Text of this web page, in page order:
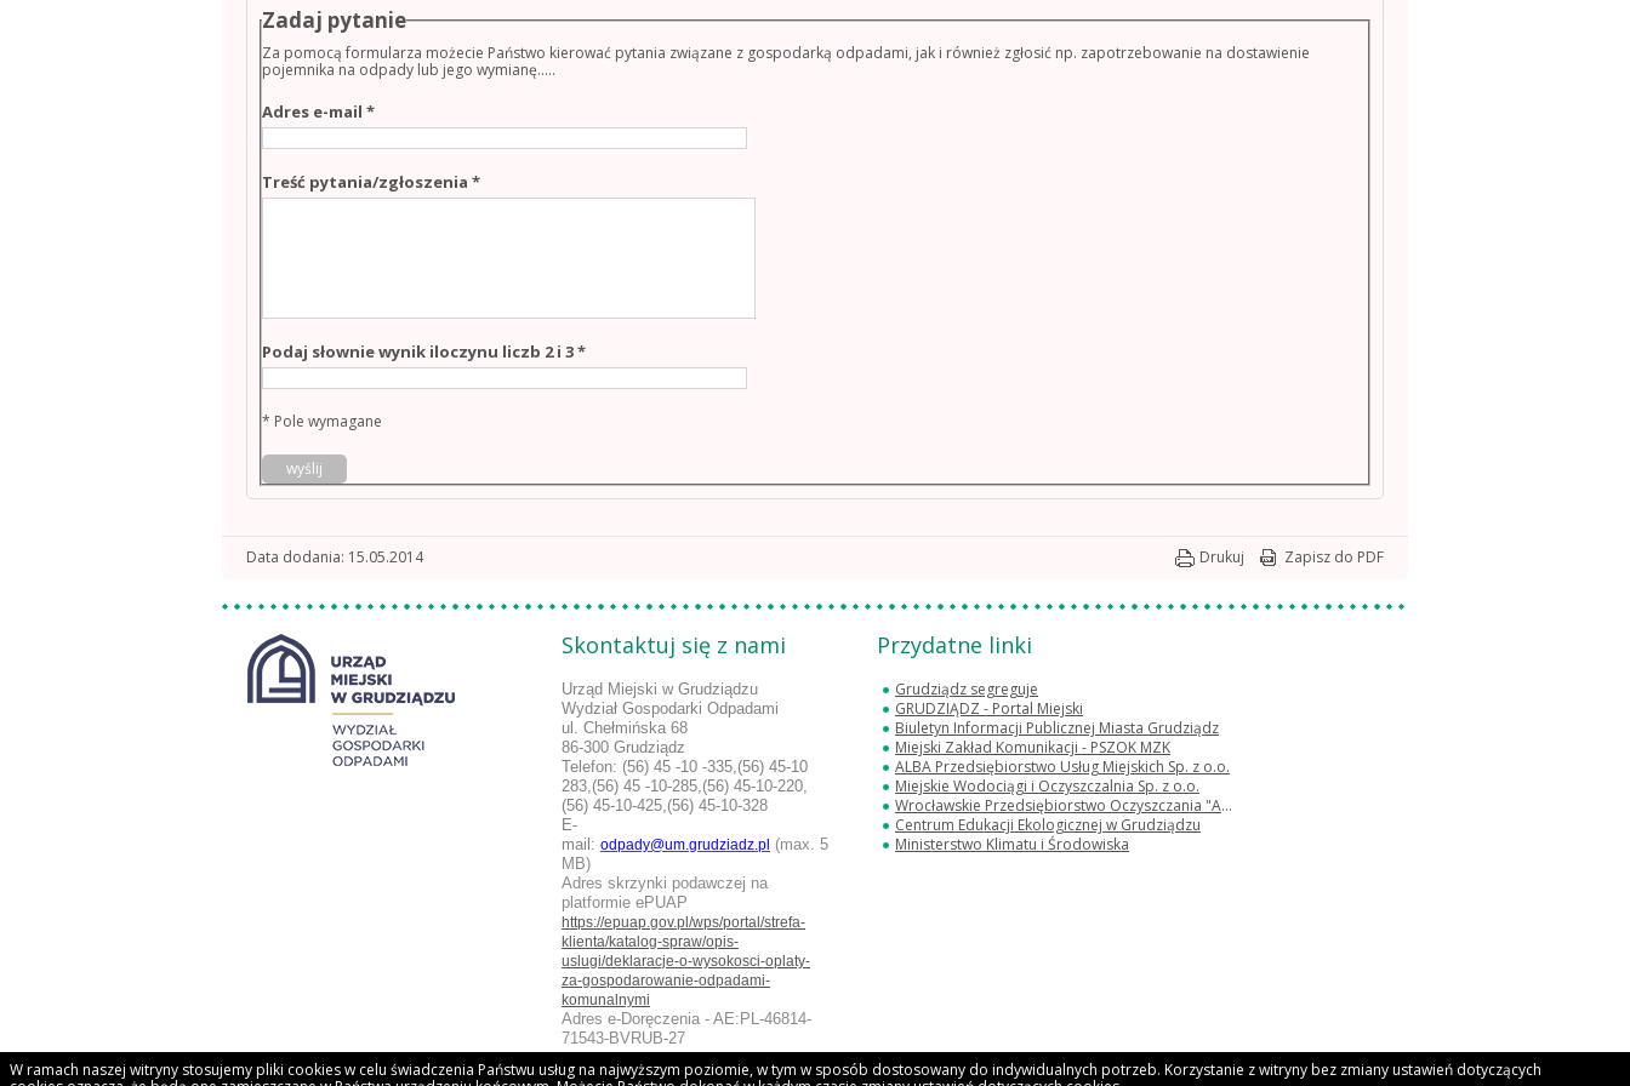
W ramach naszej witryny stosujemy pliki cookies w celu świadczenia Państwu usług na najwyższym poziomie, w tym w sposób dostosowany do indywidualnych potrzeb. Korzystanie z witryny bez zmiany ustawień dotyczących
Zadaj pytanie
Za pomocą formularza możecie Państwo kierować pytania związane z gospodarką odpadami, jak i również zgłosić np. zapotrzebowanie na dostawienie
pojemnika na odpady lub jego wymianę.....
Adres e-mail Pole
wymagane
*
Treść pytania/zgłoszenia Pole
wymagane
*
Podaj słownie wynik iloczynu liczb 2 i 3*Pole
wymagane
* Pole wymagane
Data dodania 15.05.2014 Drukuj Zapisz do PDF
Skontaktuj się z nami
Urząd Miejski w Grudziądzu
Wydział Gospodarki Odpadami
ul. Chełmińska 68
86-300 Grudziądz
Telefon: (56) 45 -10 -335,(56) 45-10
283,(56) 45 -10-285,(56) 45-10-220,
(56) 45-10-425,(56) 45-10-328
E-
mail: odpady@um.grudziadz.pl (max. 5
MB)
Adres skrzynki podawczej na
platformie ePUAP
https://epuap.gov.pl/wps/portal/strefa-
klienta/katalog-spraw/opis-
uslugi/deklaracje-o-wysokosci-oplaty-
za-gospodarowanie-odpadami-
komunalnymi
Adres e-Doręczenia - AE:PL-46814-
71543-BVRUB-27
Przydatne linki
Grudziądz segreguje
GRUDZIĄDZ - Portal Miejski
Biuletyn Informacji Publicznej Miasta Grudziądz
Miejski Zakład Komunikacji - PSZOK MZK
ALBA Przedsiębiorstwo Usług Miejskich Sp. z o.o.
Miejskie Wodociągi i Oczyszczalnia Sp. z o.o.
Wrocławskie Przedsiębiorstwo Oczyszczania "ALBA" S.A.
Centrum Edukacji Ekologicznej w Grudziądzu
Ministerstwo Klimatu i Środowiska